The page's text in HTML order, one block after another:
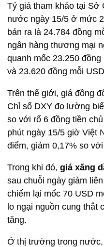
Tỷ giá tham khảo tại Sở
nước ngày 15/5 ở mức
bán ra là 24.784 đồng
ngân hàng thương mại
quanh mốc 23.250
và 23.620 đồng mỗi
Trên thế giới, giá đồng
Chỉ số DXY đo lường
so với rổ 6 đồng tiền
phút ngày 15/5 giờ Việt
điểm, giảm 0,17% so
Trong khi đó, giá xăng
sau chuỗi ngày giảm
chiếm lại mốc 70 USD
lo ngại nguồn cung thắt
tăng.
Ở thị trường trong